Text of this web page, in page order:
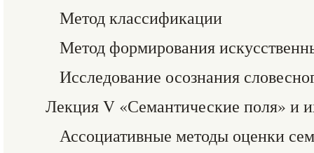
Метод классификации
Метод формирования
Исследование осознания
Лекция V «Семантические поля» и
Ассоциативные методы оценки